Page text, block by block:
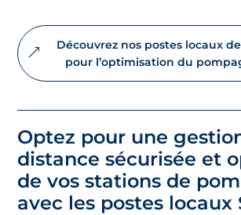
Découvrez nos postes locaux
pour l’optimisation du
Optez pour une
distance sécurisée et
de vos stations de
avec les postes locaux